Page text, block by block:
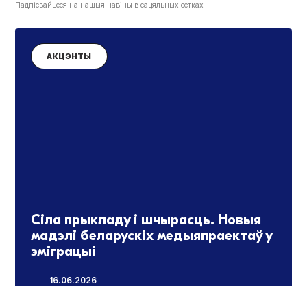
Падпісвайцеся на нашыя навіны в сацяльных сетках
АКЦЭНТЫ
Сіла прыкладу і шчырасць. Новыя
мадэлі беларускіх медыяпраектаў у
эміграцыі
16.06.2026